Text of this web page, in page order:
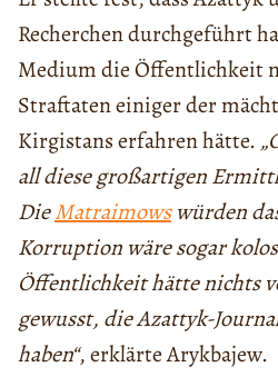
Recherchen durchgeführt
Medium die Öffentlichkeit
Straftaten einiger der
Kirgistans erfahren hätte.
all diese großartigen
DieMatraimowswürden
Korruption wäre sogar
Öffentlichkeit hätte nichts
gewusst, die Azattyk-
haben“, erklärte Arykbajew.